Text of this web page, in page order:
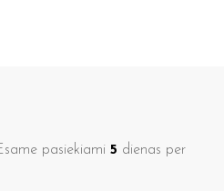
pasiekiami 5 dienas per